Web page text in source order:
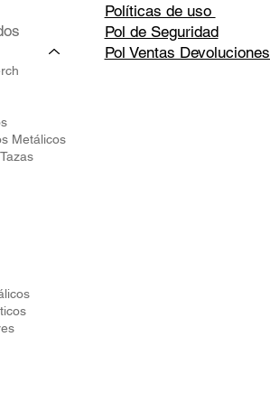
Metálicos
Políticas de uso
Pol de Seguridad
Pol Ventas Devoluciones